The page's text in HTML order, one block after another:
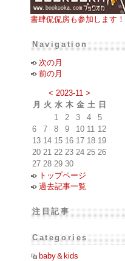
書肆侃侃房も参加します！
Navigation
次の月
前の月
< 2023-11 >
月
火 水 木 金 土 日
1
2 3 4
5
6
7 8 9 10 11 12
13 14 15 16 17 18 19
20 21 22 23 24 25 26
27 28 29 30
トップページ
過去記事一覧
注目記事
Categories
baby＆kids